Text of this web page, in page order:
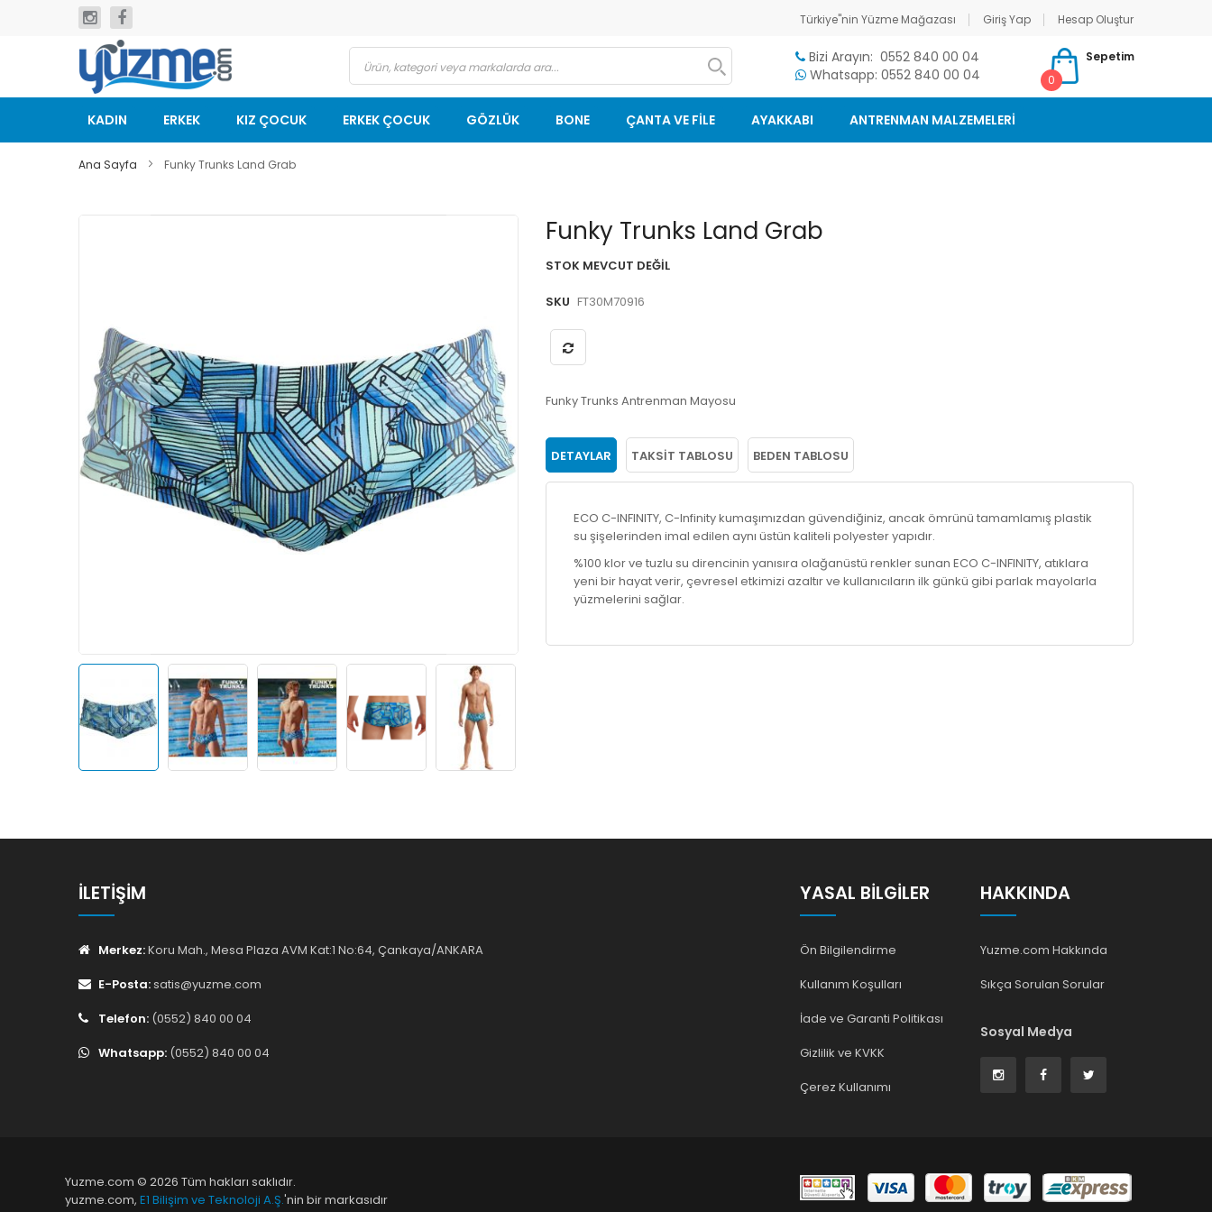
Türkiye"nin Yüzme Mağazası Giriş Yap
Hesap Oluştur
geç
Bizi Arayın: 0552 840 00 04
Whatsapp: 0552 840 00 04
Sepetim
0
KADIN ERKEK KIZ ÇOCUK ERKEK ÇOCUK GÖZLÜK BONE ÇANTA VE FİLE AYAKKABI ANTRENMAN MALZEMELERİ
Ana Sayfa Funky Trunks Land Grab
Funky Trunks Land Grab
STOK MEVCUT DEĞIL
SKU FT30M70916
Funky Trunks Antrenman Mayosu
DETAYLAR TAKSIT TABLOSU BEDEN TABLOSU
ECO C-INFINITY, C-Infinity kumaşımızdan güvendiğiniz, ancak ömrünü tamamlamış plastik
su şişelerinden imal edilen aynı üstün kaliteli polyester yapıdır.
%100 klor ve tuzlu su direncinin yanısıra olağanüstü renkler sunan ECO C-INFINITY, atıklara
yeni bir hayat verir, çevresel etkimizi azaltır ve kullanıcıların ilk günkü gibi parlak mayolarla
yüzmelerini sağlar.
Resim
galerisinin
başlangıcına
İLETIŞIM
Merkez:Koru Mah., Mesa Plaza AVM Kat:1 No:64, Çankaya/ANKARA
E-Posta:satis@yuzme.com
Telefon: (0552) 840 00 04
Whatsapp: (0552) 840 00 04
YASAL BILGILER
Ön Bilgilendirme
Kullanım Koşulları
İade ve Garanti Politikası
Gizlilik ve KVKK
Çerez Kullanımı
HAKKINDA
Yuzme.com Hakkında
Sıkça Sorulan Sorular
Sosyal Medya
Yuzme.com © 2026 Tüm hakları saklıdır.
yuzme.com, E1 Bilişim ve Teknoloji A.Ş.'nin bir markasıdır